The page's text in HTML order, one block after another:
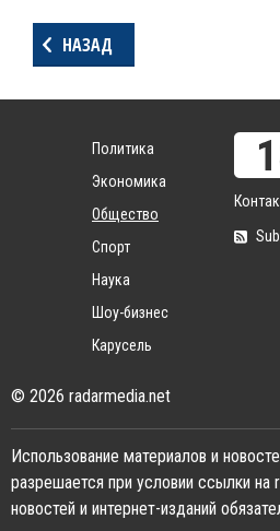
НАЗАД
Политика
Экономика
Общество
Спорт
Наука
Шоу-бизнес
Карусель
© 2026 radarmedia.net
Использование материалов и
разрешается при условии ссылки на
новостей и интернет-изданий